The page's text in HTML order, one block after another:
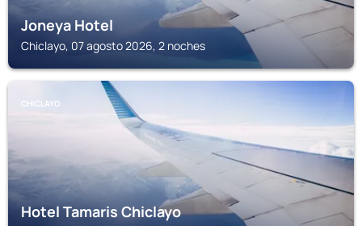
Joneya Hotel
Chiclayo, 07 agosto 2026, 2 noches
CHICLAYO
Hotel Tamaris Chiclayo